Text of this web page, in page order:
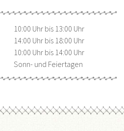
10:00 Uhr bis 13:00 Uhr
14:00 Uhr bis 18:00 Uhr
10:00 Uhr bis 14:00 Uhr
Sonn- und Feiertagen